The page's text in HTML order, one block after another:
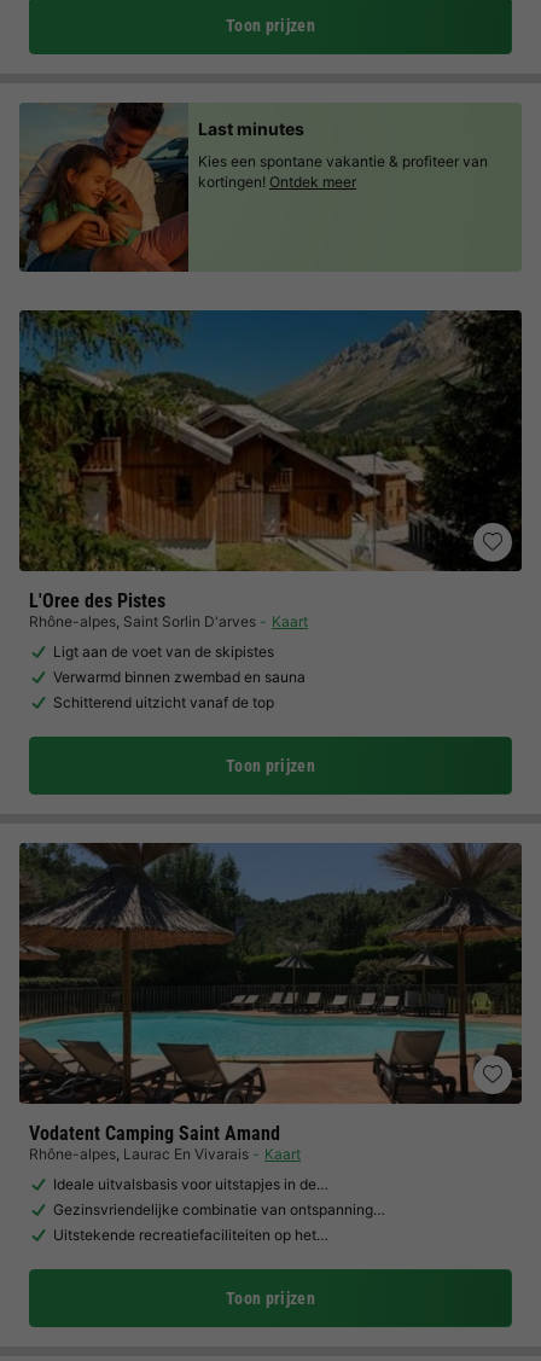
Toon prijzen
L'Oree des Pistes
Rhône-alpes, Saint Sorlin D'arves
Kaart
Ligt aan de voet van de skipistes
Verwarmd binnen zwembad en sauna
Schitterend uitzicht vanaf de top
Toon prijzen
Vodatent Camping Saint Amand
Rhône-alpes, Laurac En Vivarais
Kaart
Ideale uitvalsbasis voor uitstapjes in de…
Gezinsvriendelijke combinatie van ontspanning…
Uitstekende recreatiefaciliteiten op het…
Toon prijzen
Last minutes
Kies een spontane vakantie & profiteer van
kortingen! Ontdek meer